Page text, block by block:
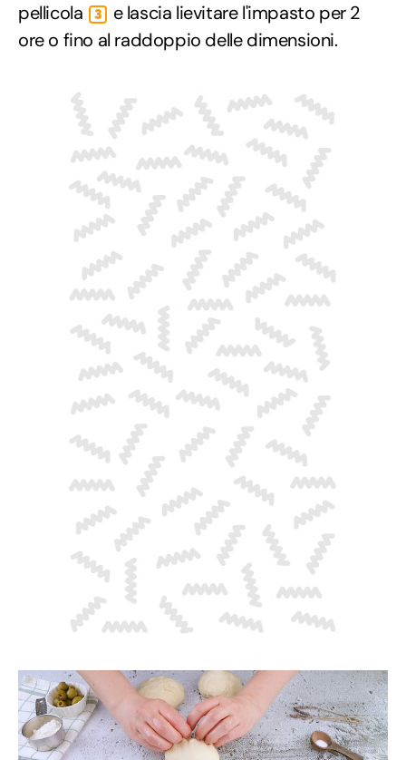
pellicola
3
e lascia lievitare l'impasto per 2
ore o fino al raddoppio delle dimensioni.